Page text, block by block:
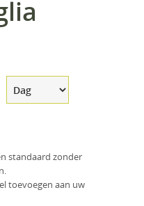
standaard zonder
toevoegen aan uw